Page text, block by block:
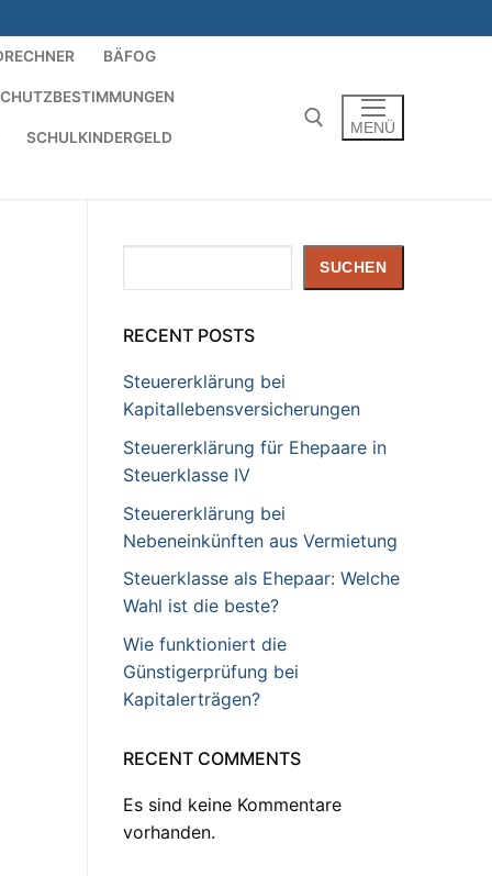
BÄFOG
SCHULKINDERGELD
MENÜ
SUCHEN
RECENT POSTS
Steuererklärung bei
Kapitallebensversicherungen
Steuererklärung für Ehepaare in
Steuerklasse IV
Steuererklärung bei
Nebeneinkünften aus Vermietung
Steuerklasse als Ehepaar: Welche
Wahl ist die beste?
Wie funktioniert die
Günstigerprüfung bei
Kapitalerträgen?
RECENT COMMENTS
Es sind keine Kommentare
vorhanden.